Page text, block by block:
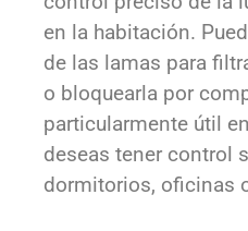
en la habitación.
de las lamas para
o bloquearla por
particularmente útil
deseas tener control
dormitorios, oficinas